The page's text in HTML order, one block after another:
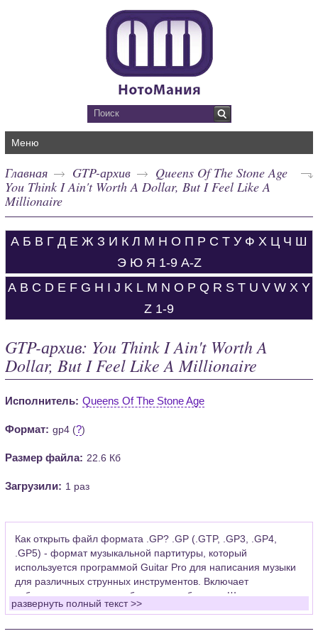
Меню
Главная GTP-архив
Queens Of The Stone Age
You Think I Ain't Worth A Dollar, But I Feel Like A
Millionaire
А Б В Г Д Е Ж З И К Л М Н О П Р С Т У Ф Х Ц Ч Ш
Э Ю Я 1-9 A-Z
A B C D E F G H I J K L M N O P Q R S T U V W X Y
Z 1-9
GTP-архив: You Think I Ain't Worth A
Dollar, But I Feel Like A Millionaire
Исполнитель: Queens Of The Stone Age
Формат: gp4 (?)
Размер файла: 22.6 Кб
Загрузили: 1 раз
Как открыть файл формата .GP? .GP (.GTP, .GP3, .GP4,
.GP5) - формат музыкальной партитуры, который
используется программой Guitar Pro для написания музыки
для различных струнных инструментов. Включает
табулатуры для гитары, бас-гитары, банджо. Широко
применяется для создания партитур, которые затем
развернуть полный текст >>